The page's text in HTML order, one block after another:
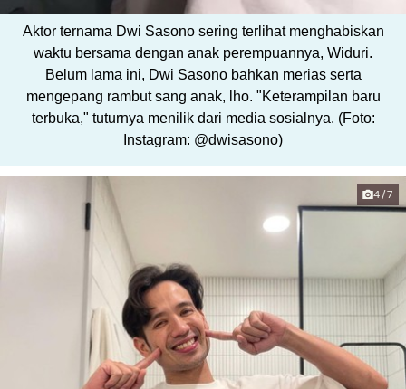
Aktor ternama Dwi Sasono sering terlihat menghabiskan
waktu bersama dengan anak perempuannya, Widuri.
Belum lama ini, Dwi Sasono bahkan merias serta
mengepang rambut sang anak, lho. "Keterampilan baru
terbuka," tuturnya menilik dari media sosialnya. (Foto:
Instagram: @dwisasono)
4/7